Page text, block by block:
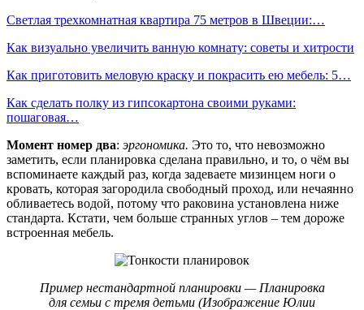
Светлая трехкомнатная квартира 75 метров в Швеции:…
Как визуально увеличить ванную комнату: советы и хитрости
Как приготовить меловую краску и покрасить ею мебель: 5…
Как сделать полку из гипсокартона своими руками:
пошаговая…
Момент номер два: эргономика. Это то, что невозможно
заметить, если планировка сделана правильно, и то, о чём вы
вспоминаете каждый раз, когда задеваете мизинцем ноги о
кровать, которая загородила свободный проход, или нечаянно
обливаетесь водой, потому что раковина установлена ниже
стандарта. Кстати, чем больше странных углов – тем дороже
встроенная мебель.
Пример нестандартной планировки — Планировка
для семьи с тремя детьми (Изображение Юлии